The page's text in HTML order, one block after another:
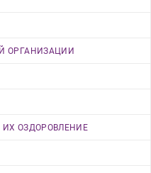
ОРГАНИЗАЦИИ
ОЗДОРОВЛЕНИЕ